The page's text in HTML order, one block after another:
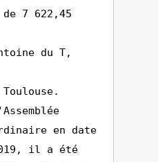
7 622,45
du T,
Toulouse.
en date
il a été